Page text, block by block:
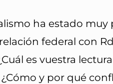
ha estado muy
federal con
es vuestra
y por qué